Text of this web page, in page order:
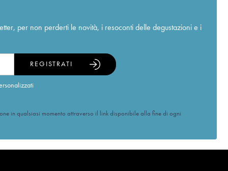
per non perderti le novità, i resoconti delle degustazioni e i
REGISTRATI
in qualsiasi momento attraverso il link disponibile alla fine di ogni